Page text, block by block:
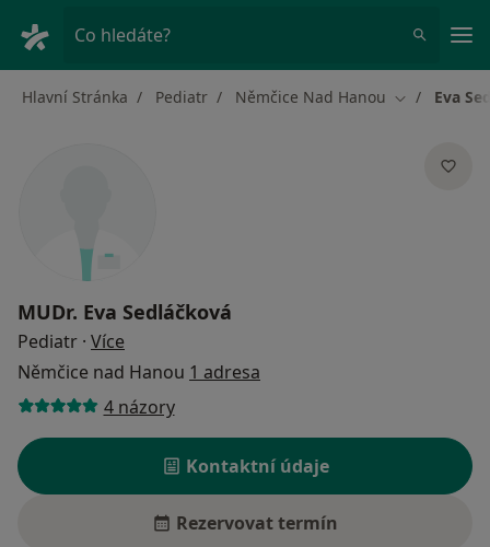
Co hledáte?
Hlavní Stránka Pediatr Němčice Nad Hanou ZměnaEva
MUDr. Eva Sedláčková
Pediatr · Více
Němčice nad Hanou 1 adresa
4 názory
Kontaktní údaje
Rezervovat termín